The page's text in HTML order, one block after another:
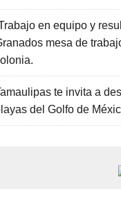
en equipo y
mesa de
te invita a
del Golfo de